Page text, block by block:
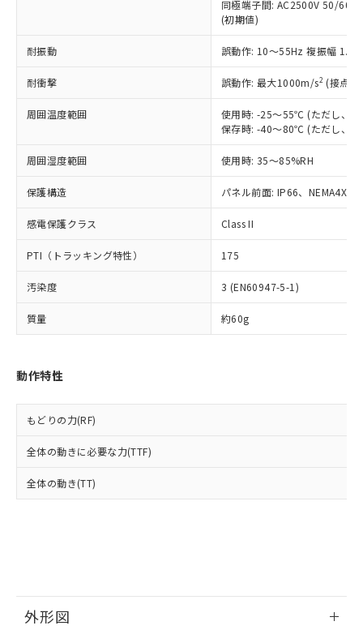
同極端子間: AC2500V 50/
(初期値)
耐振動 誤動作: 10～55Hz 複振幅
耐衝撃 誤動作: 最大1000m/s2 (接点
周囲温度範囲
使用時: -25～55℃ (ただし、氷
保存時: -40～80℃ (ただし、氷
周囲湿度範囲 使用時: 35～85%RH
保護構造 パネル前面: IP66、NEMA4X,
感電保護クラス Class II
PTI（トラッキング特性） 175
汚染度 3 (EN60947-5-1)
質量 約60g
動作特性
もどりの力(RF)
全体の動きに必要な力(TTF)
全体の動き(TT)
外形図
ことをご了承ください。
在庫状況および標準価格照会結果は、
記載している更新日時点での社内デー
タに基づき作成されるものであり、閲
覧された時点での実際の在庫および標
正式な納期状況および標準価格はお客
様のお取引先、またはお客様担当のオ
ムロン制御機器販売店・当社販売員に
オムロン制御機器販売店や当社販売拠
販売ネットワーク
」をご確認
ください。
在庫状況および標準価格結果を当社の
事前の承諾なく第三者に漏洩または開
示しないようお願いします。
マイパーツ機能（部品リスト作成サー
ビス）をご利用いただくには、I-Web
メンバーズにご登録されている必要が
および当社の共同利用者が、当社の製
品・サービスに関するお客様との取
をご了承ください。
の共同利用に関して"
用者の範囲」に記載されている法人を
むを得ず変更することがあります。
鉛(Pb) 1000ppm以下、 水銀(Hg) 1000ppm以下、 カド
六価クロム(Cr(Ⅵ)) 1000ppm以下、ポリ臭化ビフェニル
類(PBB) 1000ppm以下、ポリ臭化ジフェニルエーテル類
(PBDE) 1000ppm以下、フタル酸ビス(2-エチルヘキシ
ル) (DEHP)(別名：DOP) 1000ppm以下、フタル酸ブチ
ルベンジル（BBP） 1000ppm以下、フタル酸ジブチル
（DBP） 1000ppm以下、フタル酸ジイソブチル
(DIBP) 1000ppm以下
但し、RoHS指令で産業用監視および制御機器に対する
フタル酸エステル類の４物質については閾値を超える意
図的な使用がないことを確認しています。
※2 対応予定月
部品在庫の切り替え状況などにより、予定
月が前後することがあります。
とができます。
EU RoHS指令（10物質）の非含有証明書
51物質の非含有証明書（当社基準）
※本証明書は発行日時点で非含有を証明す
欄に対応日を記載しておりました。
既に当社にて対応品への在庫切替を完了
「－」：未確認です。当社販売部門へお問
*中国RoHS10物質の基準値 (GB/T26572)：
Pb(鉛) :1000ppm、 Hg(水銀) : 1000ppm、 Cd(カドミウ
Cr(Ⅵ)(六価クロム) : 1000ppm、 PBBs(ポリ臭化ビフェ
ニル類) : 1000ppm、 PBDEs(ポリ臭化ジフェニルエーテ
ル) : 1000ppm、
DEHP(フタル酸ビス(2-エチルヘキシル)) : 1000ppm
※2 環境保護使用期限
「ｅ」：有害物質（10物質）のすべてが基
準値以下であることを示します。
「10」：通常の使用状況下において有害物
質が外部に漏えいし、環境に深刻な影響を
及ぼさない年数を意味します。
当社は、これら貴社製品のうち、外国
為替および外国貿易法に定める商品
（以下｢規制貨物等」という）を輸出
または国外への提供する場合は、日本
国政府の輸出許可(または役務取引許
可)を取得するなどの必要な手続きを
当社は規制貨物を破棄する場合は、完
いよう必要な手段を講じます。
当社は貴社製品を、核兵器、ミサイ
ル、化学兵器、生物兵器またはその他
武器並びにこれらの製造装置等に一切
使用いたしません。
当社は、貴社製品を第三者に販売する
場合は、上記1、2および3の内容を当
該第三者に通知します。また当社は、
販売先および販売に係わる関係者が違
り引きをいたしません。
○ 一定数以上の在庫あり
△ 一定数には満たないが在庫あり
在庫なし(最新の在庫状況につ
いては、お客様のお取引先、ま
たはお客様担当のオムロン制御
機器販売店・当社販売員にご確
認ください)
受注生産機種、また在庫状況の
情報を公開していない機種